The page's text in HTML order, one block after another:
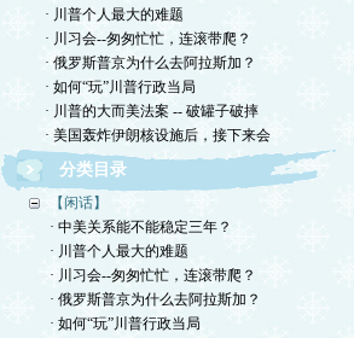
· 川普个人最大的难题
· 川习会--匆匆忙忙，连滚带爬？
· 俄罗斯普京为什么去阿拉斯加？
· 如何“玩”川普行政当局
· 川普的大而美法案 -- 破罐子破摔
· 美国轰炸伊朗核设施后，接下来会
分类目录
【闲话】
· 中美关系能不能稳定三年？
· 川普个人最大的难题
· 川习会--匆匆忙忙，连滚带爬？
· 俄罗斯普京为什么去阿拉斯加？
· 如何“玩”川普行政当局